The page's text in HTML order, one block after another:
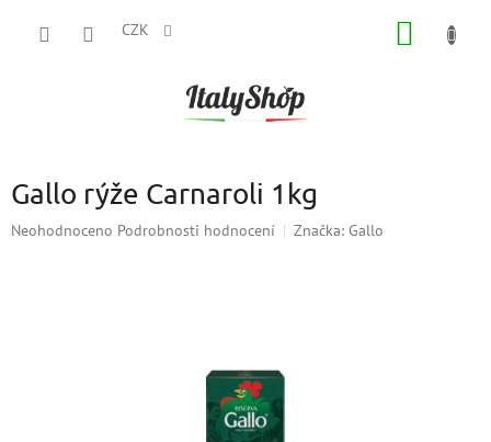
CZK
Gallo rýže Carnaroli 1kg
Průměrné
Neohodnoceno Podrobnosti hodnocení Značka: Gallo